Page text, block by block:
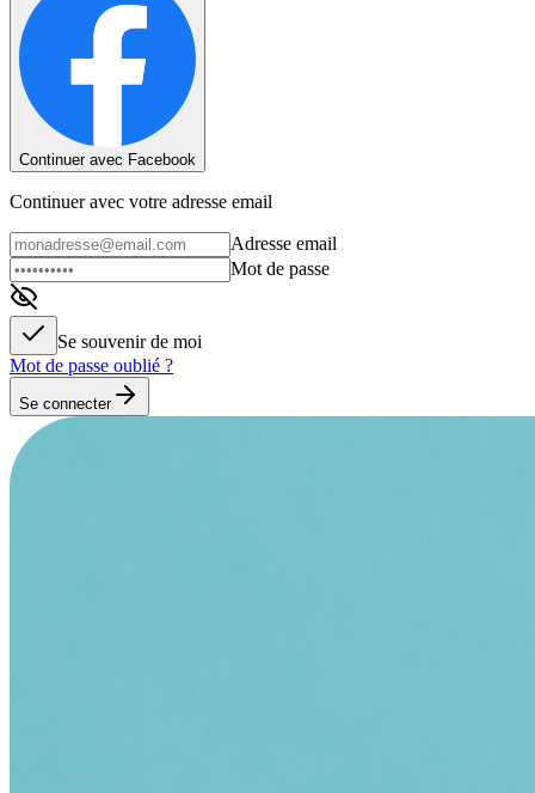
Continuer avec Facebook
Continuer avec votre adresse email
Adresse email
Mot de passe
Se souvenir de moi
Mot de passe oublié ?
Se connecter